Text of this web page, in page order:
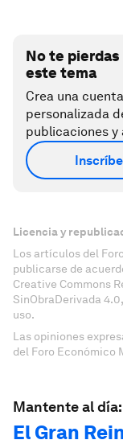
No te
este tema
Crea una
personalizada
publicaciones y
Licencia y
Los artículos del
publicarse de
Creative Commons
SinObraDerivada
uso.
Las opiniones
del Foro Económico
Mantente al día:
El Gran